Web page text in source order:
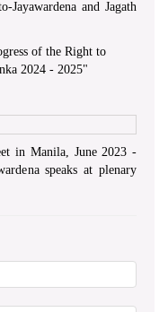
of the Right to
2024 - 2025
in Manila, June 2023 -
speaks at plenary